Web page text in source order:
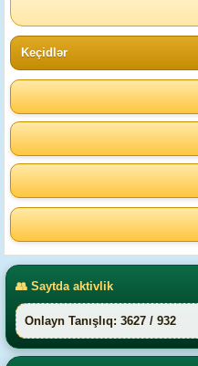
Keçidlər
👥 Saytda aktivlik
Onlayn Tanışlıq: 3627 / 932